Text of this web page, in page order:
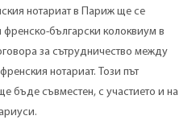
нотариат в Париж ще се
френско-български колоквиум в
за сътрудничество между
нотариат. Този път
бъде съвместен, с участието и на